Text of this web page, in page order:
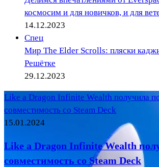
космосим и для новичков, и для
14.12.2023
Спец
Мир The Elder Scrolls: пляски
Решётке
29.12.2023
Like a Dragon Infinite Wealth получила
совместимость со Steam Deck
15.01.2024
Like a Dragon Infinite Wealth
совместимость со Steam Deck